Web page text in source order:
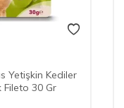
Yetişkin Kediler
Fileto 30 Gr